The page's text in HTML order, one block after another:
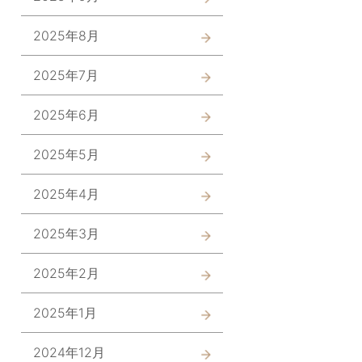
2025年8月
2025年7月
2025年6月
2025年5月
2025年4月
2025年3月
2025年2月
2025年1月
2024年12月